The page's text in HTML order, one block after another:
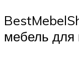
мебель для